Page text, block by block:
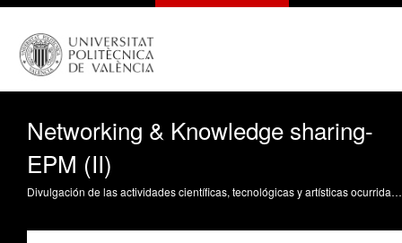
Networking & Knowledge sharing-
EPM (II)
Divulgación de las actividades científicas, tecnológicas y artísticas ocurridas en los tres campus de la UPV